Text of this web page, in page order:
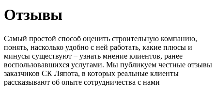
Отзывы
Самый простой способ оценить строительную компанию,
понять, насколько удобно с ней работать, какие плюсы и
минусы существуют – узнать мнение клиентов, ранее
воспользовавшихся услугами. Мы публикуем честные отзывы
заказчиков СК Ляпота, в которых реальные клиенты
рассказывают об опыте сотрудничества с нами